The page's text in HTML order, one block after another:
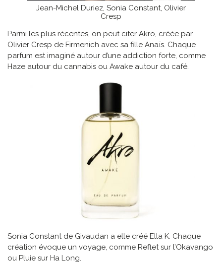
Jean-Michel Duriez, Sonia Constant, Olivier
Cresp
Parmi les plus récentes, on peut citer Akro, créée par
Olivier Cresp de Firmenich avec sa fille Anaïs. Chaque
parfum est imaginé autour d’une addiction forte, comme
Haze autour du cannabis ou Awake autour du café.
Sonia Constant de Givaudan a elle créé Ella K. Chaque
création évoque un voyage, comme Reflet sur l’Okavango
ou Pluie sur Ha Long.